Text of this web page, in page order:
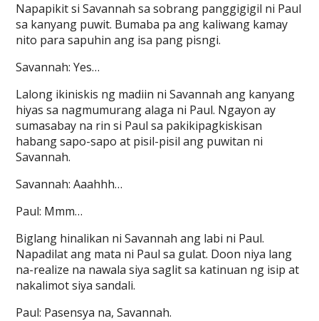
Napapikit si Savannah sa sobrang panggigigil ni Paul
sa kanyang puwit. Bumaba pa ang kaliwang kamay
nito para sapuhin ang isa pang pisngi.
Savannah: Yes…
Lalong ikiniskis ng madiin ni Savannah ang kanyang
hiyas sa nagmumurang alaga ni Paul. Ngayon ay
sumasabay na rin si Paul sa pakikipagkiskisan
habang sapo-sapo at pisil-pisil ang puwitan ni
Savannah.
Savannah: Aaahhh…
Paul: Mmm…
Biglang hinalikan ni Savannah ang labi ni Paul.
Napadilat ang mata ni Paul sa gulat. Doon niya lang
na-realize na nawala siya saglit sa katinuan ng isip at
nakalimot siya sandali.
Paul: Pasensya na, Savannah.